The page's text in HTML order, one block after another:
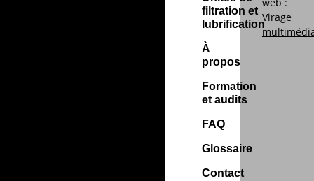
filtration et
lubrification
À
propos
Formation
et audits
FAQ
Glossaire
Contact
Virage